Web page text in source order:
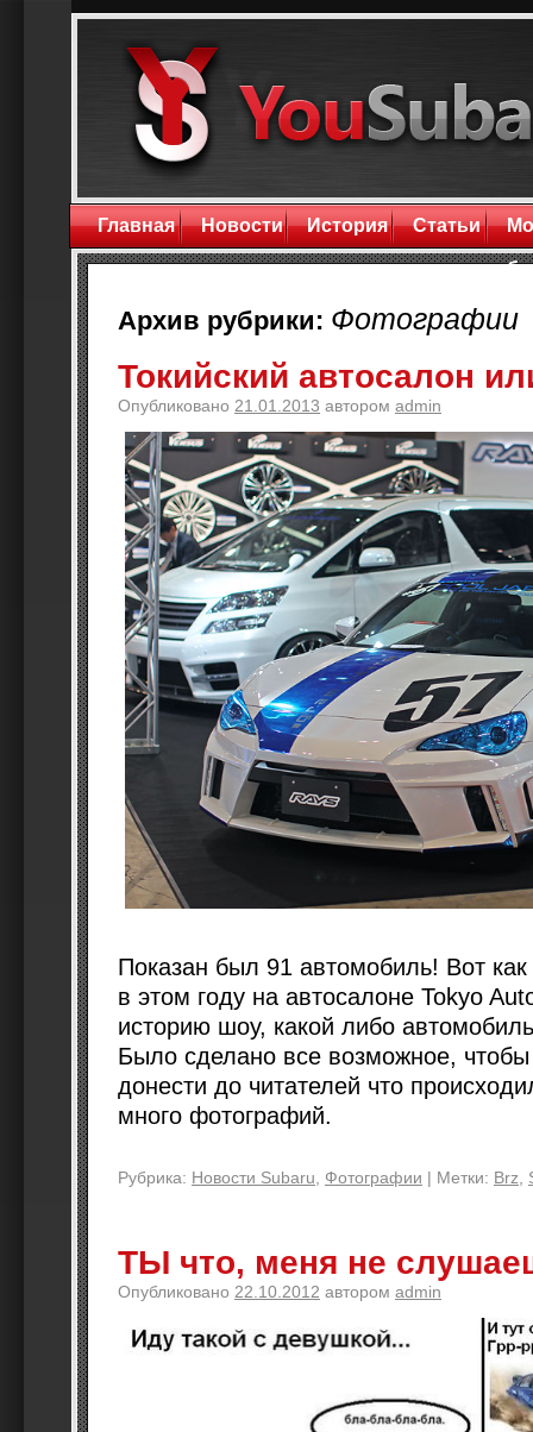
Главная Новости История Статьи
Архив рубрики: Фотографии
Токийский автосалон
Опубликовано 21.01.2013 автором admin
Показан был 91 автомобиль! Вот
в этом году на автосалоне Tokyo
историю шоу, какой либо
Было сделано все возможное,
донести до читателей что
много фотографий.
Рубрика: Новости Subaru Фотографии | Метки: Brz
ТЫ что, меня не
Опубликовано 22.10.2012 автором admin